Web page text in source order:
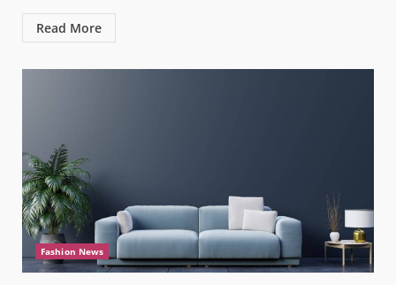
Read More
Fashion News